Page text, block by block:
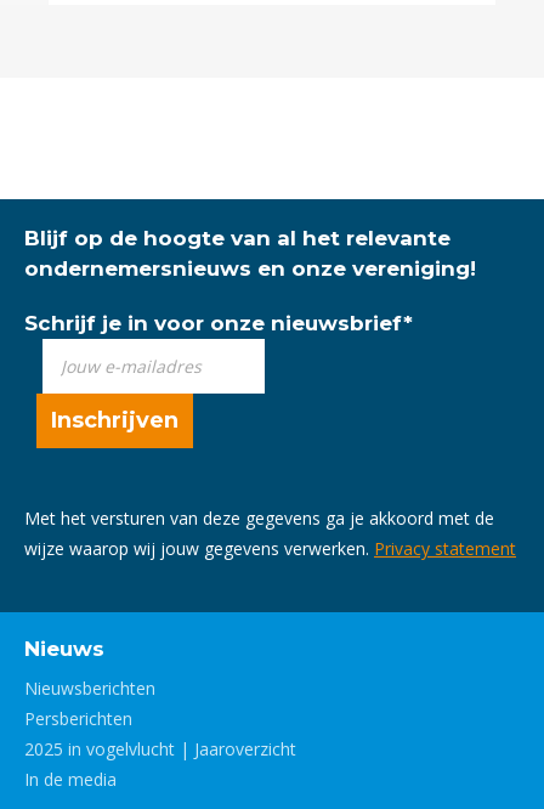
Blijf op de hoogte van al het relevante
ondernemersnieuws en onze vereniging!
Schrijf je in voor onze nieuwsbrief*
Met het versturen van deze gegevens ga je akkoord met de
wijze waarop wij jouw gegevens verwerken. Privacy statement
Nieuws
Nieuwsberichten
Persberichten
2025 in vogelvlucht | Jaaroverzicht
In de media